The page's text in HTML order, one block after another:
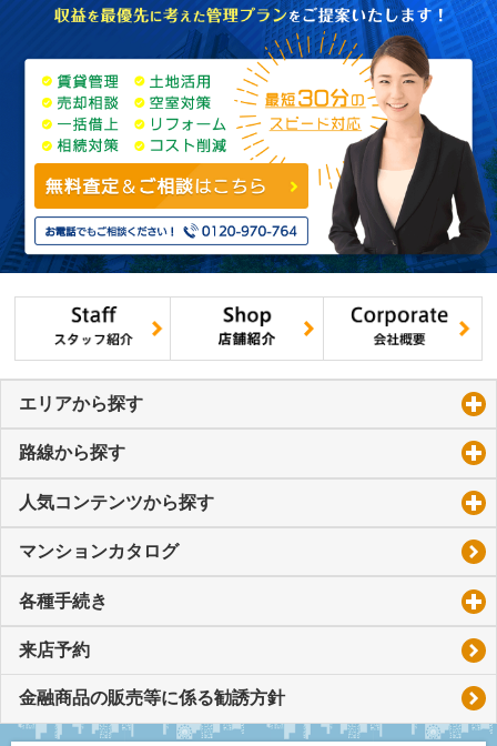
エリアから探す
路線から探す
人気コンテンツから探す
マンションカタログ
各種手続き
来店予約
金融商品の販売等に係る勧誘方針